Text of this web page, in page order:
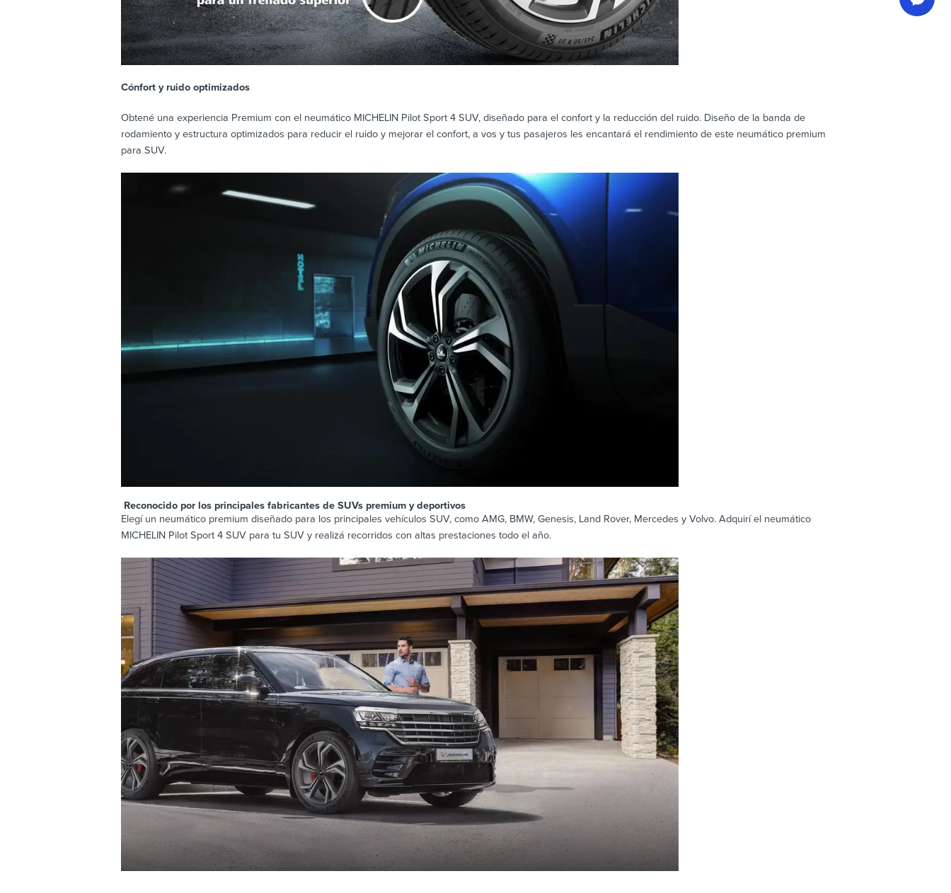
Cónfort y ruido optimizados
Obtené una experiencia Premium con el neumático MICHELIN Pilot Sport 4 SUV, diseñado para el confort y la reducción del ruido. Diseño de la banda de
rodamiento y estructura optimizados para reducir el ruido y mejorar el confort, a vos y tus pasajeros les encantará el rendimiento de este neumático premium
para SUV.
Reconocido por los principales fabricantes de SUVs premium y deportivos
Elegí un neumático premium diseñado para los principales vehículos SUV, como AMG, BMW, Genesis, Land Rover, Mercedes y Volvo. Adquirí el neumático
MICHELIN Pilot Sport 4 SUV para tu SUV y realizá recorridos con altas prestaciones todo el año.